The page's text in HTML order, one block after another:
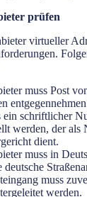
prüfen
virtueller
muss Post
ein schriftlicher
werden, der als
dient.
muss in
deutsche
muss
werden.